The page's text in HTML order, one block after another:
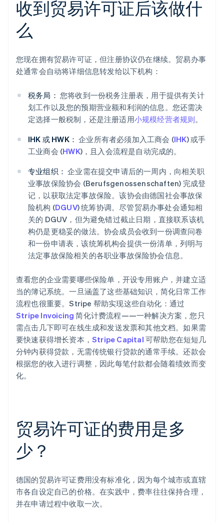
收到贸易许可证后该做什
么
您现在拥有贸易许可证，但注册协议仍在继续。贸易办事
处通常会自动将详细信息转发给以下机构：
税务局： 您将收到一份税务注册表，用于提供有关计
划工作以及您的预期营业额和利润的信息。您还需决
定选择一般税制，还是注册适用小规模经营者规则。
IHK 或 HWK： 企业所有者必须加入工商会 (IHK) 或手
工业商会 (HWK)，且入会流程是自动完成的。
专业组织： 企业需在提交申请后的一周内，向相关职
业事故保险协会 (Berufsgenossenschaften) 完成登
记，以获取法定事故保险。该协会由德国社会事故保
险机构 (DGUV) 统筹协调。尽管贸易办事处会通知相
关的 DGUV，但为避免错过截止日期，直接联系该机
构仍是更稳妥的做法。协会成员会收到一份调查问卷
和一份申请表，该统筹机构会提供一份清单，列明与
法定事故保险相关的各职业事故保险协会信息。
查看您的企业需要哪些保险单，开设专用账户，并建立适
当的簿记系统。一旦涵盖了这些基础知识，简化日常工作
流程也很重要。Stripe 帮助实现这些自动化：通过
Stripe Invoicing 简化计费流程——一种解决方案，您只
需点击几下即可在线生成和发送发票和其他文档。如果需
要快速获得增长资本， Stripe Capital 可帮助您在短短几
分钟内获得贷款，无需传统银行贷款的通常手续。还款会
根据您的收入进行调整，因此每笔付款都会随着绩效而变
化。
贸易许可证的费用是多
少？
德国的贸易许可证费用没有标准化，因为每个城市或直辖
市各自设定自己的价格。在实践中，费率往往保持合理，
并在申请过程中收取一次。